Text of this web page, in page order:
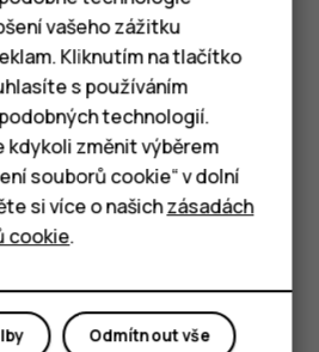
telefony
nastavte požadovanou dobu.
upravit, klepněte na ni,
mode_edita upravte požadované
vašeho zážitku
Kliknutím na tlačítko
s používáním
technologií.
změnit výběrem
souborů cookie“ v dolní
si více o našichzásadách
cookie.
Odmítnout vše